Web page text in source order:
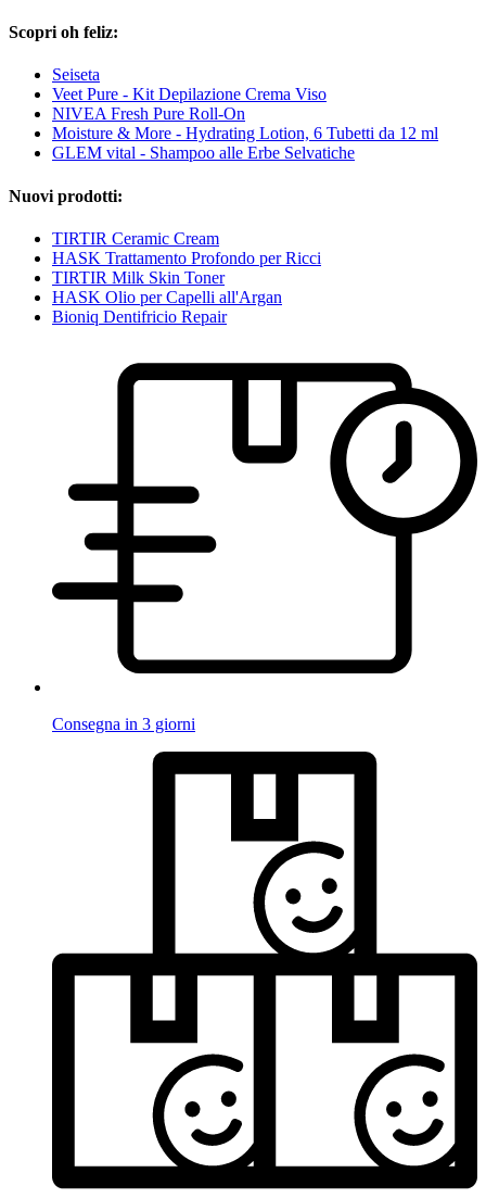
Scopri oh feliz:
Seiseta
Veet Pure - Kit Depilazione Crema Viso
NIVEA Fresh Pure Roll-On
Moisture & More - Hydrating Lotion, 6 Tubetti da 12 ml
GLEM vital - Shampoo alle Erbe Selvatiche
Nuovi prodotti:
TIRTIR Ceramic Cream
HASK Trattamento Profondo per Ricci
TIRTIR Milk Skin Toner
HASK Olio per Capelli all'Argan
Bioniq Dentifricio Repair
Consegna in 3 giorni